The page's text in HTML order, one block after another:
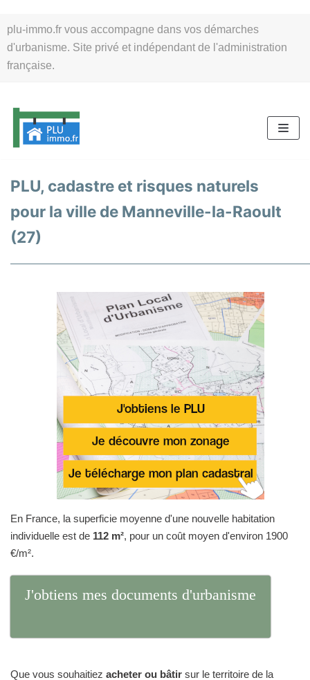
plu-immo.fr vous accompagne dans vos démarches
d'urbanisme. Site privé et indépendant de l'administration
française.
au
contenu
PLU, cadastre et risques naturels
pour la ville de Manneville-la-Raoult
(27)
En France, la superficie moyenne d'une nouvelle habitation
individuelle est de 112 m², pour un coût moyen d'environ 1900
€/m².
J'obtiens mes documents d'urbanisme
Que vous souhaitiez acheter ou bâtir sur le territoire de la